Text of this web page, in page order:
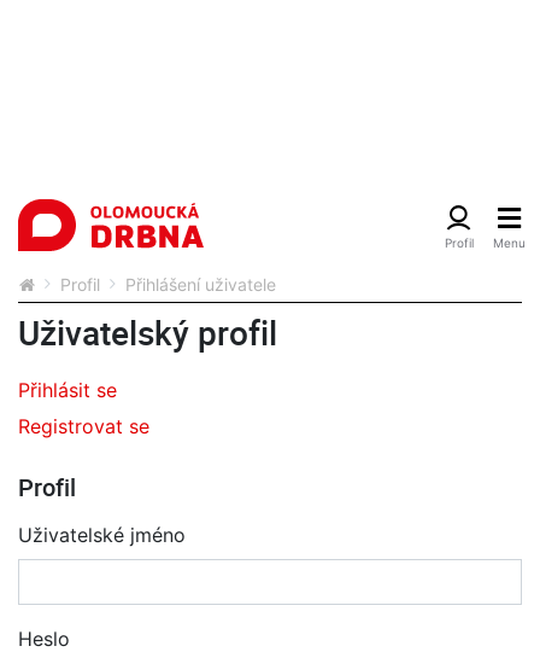
Profil Přihlášení uživatele
Uživatelský profil
Přihlásit se
Registrovat se
Profil
Uživatelské jméno
Heslo